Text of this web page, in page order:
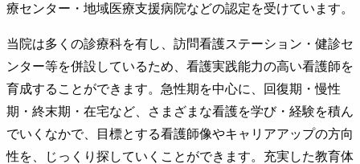
療センター・地域医療支援病院などの認定を受けています。
当院は多くの診療科を有し、訪問看護ステーション・健診セ
ンター等を併設しているため、看護実践能力の高い看護師を
育成することができます。急性期を中心に、回復期・慢性
期・終末期・在宅など、さまざまな看護を学び・経験を積ん
でいくなかで、目標とする看護師像やキャリアアップの方向
性を、じっくり探していくことができます。充実した教育体